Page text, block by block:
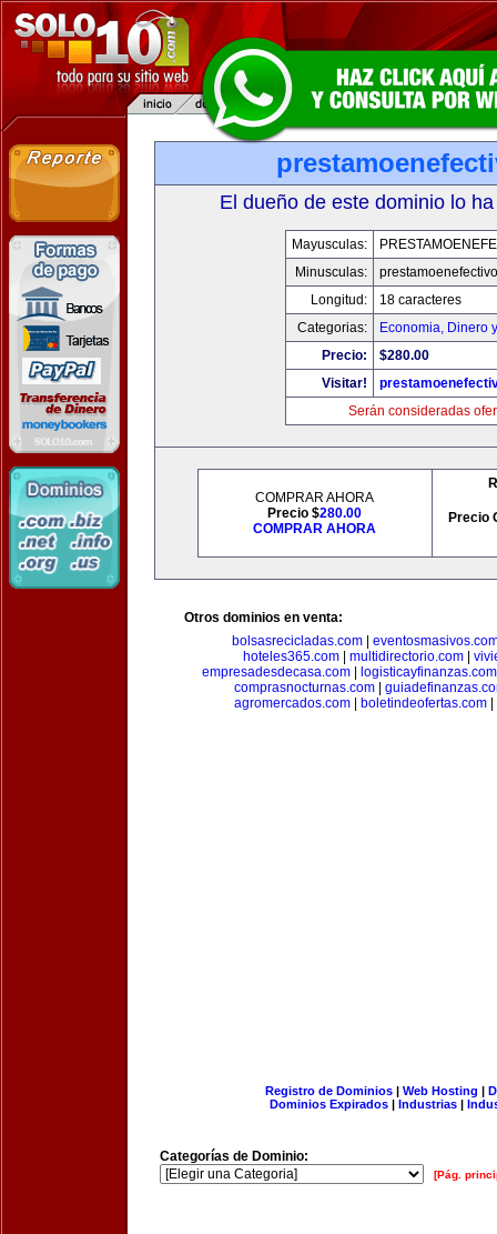
El dueño de este dominio lo
Mayusculas:
Minusculas:
Longitud:
18 caracteres
Categorias:
Economia, Dinero
Precio:
$280.00
Visitar!
Serán consideradas
COMPRAR AHORA
Precio $280.00
COMPRAR AHORA
Precio
Otros dominios en venta:
bolsasrecicladas.com|
hoteles365.com
multidirectorio.com
empresadesdecasa.com
logisticayfinanzas.com
comprasnocturnas.com
agromercados.com
boletindeofertas.com
Registro de Dominios| Web Hosting |
Dominios Expirados | Industrias |
Categorías de Dominio:
[Pág.